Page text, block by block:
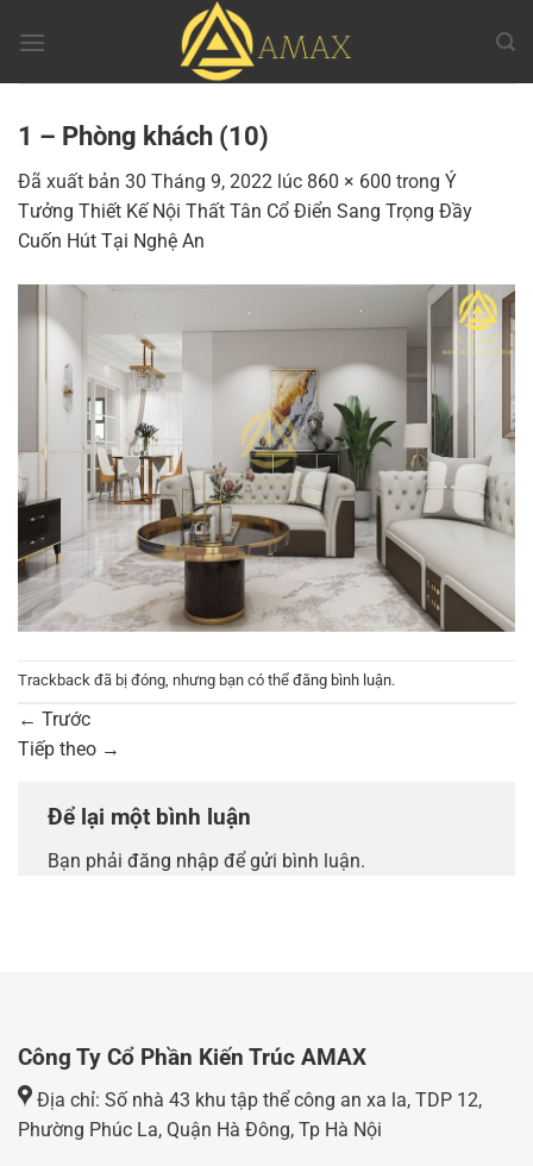
đến
1 – Phòng khách (10)
Đã xuất bản 30 Tháng 9, 2022 lúc 860 × 600 trong Ý
Tưởng Thiết Kế Nội Thất Tân Cổ Điển Sang Trọng Đầy
Cuốn Hút Tại Nghệ An
Trackback đã bị đóng, nhưng bạn có thể đăng bình luận.
← Trước
Tiếp theo →
Để lại một bình luận
Bạn phải đăng nhập để gửi bình luận.
Công Ty Cổ Phần Kiến Trúc AMAX
Địa chỉ: Số nhà 43 khu tập thể công an xa la, TDP 12,
Phường Phúc La, Quận Hà Đông, Tp Hà Nội